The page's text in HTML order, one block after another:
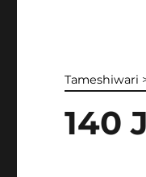
Tameshiwari
140